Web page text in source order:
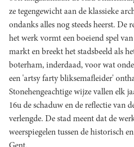
ze tegengewicht aan de klassieke
ondanks alles nog steeds heerst. De
het werk vormt een boeiend spel
markt en breekt het stadsbeeld als
boterham, inderdaad, voor wat
een 'artsy farty bliksemafleider'
Stonehengeachtige wijze vallen elk
16u de schaduw en de reflectie van
verlengde. De stad meent dat de
weerspiegelen tussen de historisch